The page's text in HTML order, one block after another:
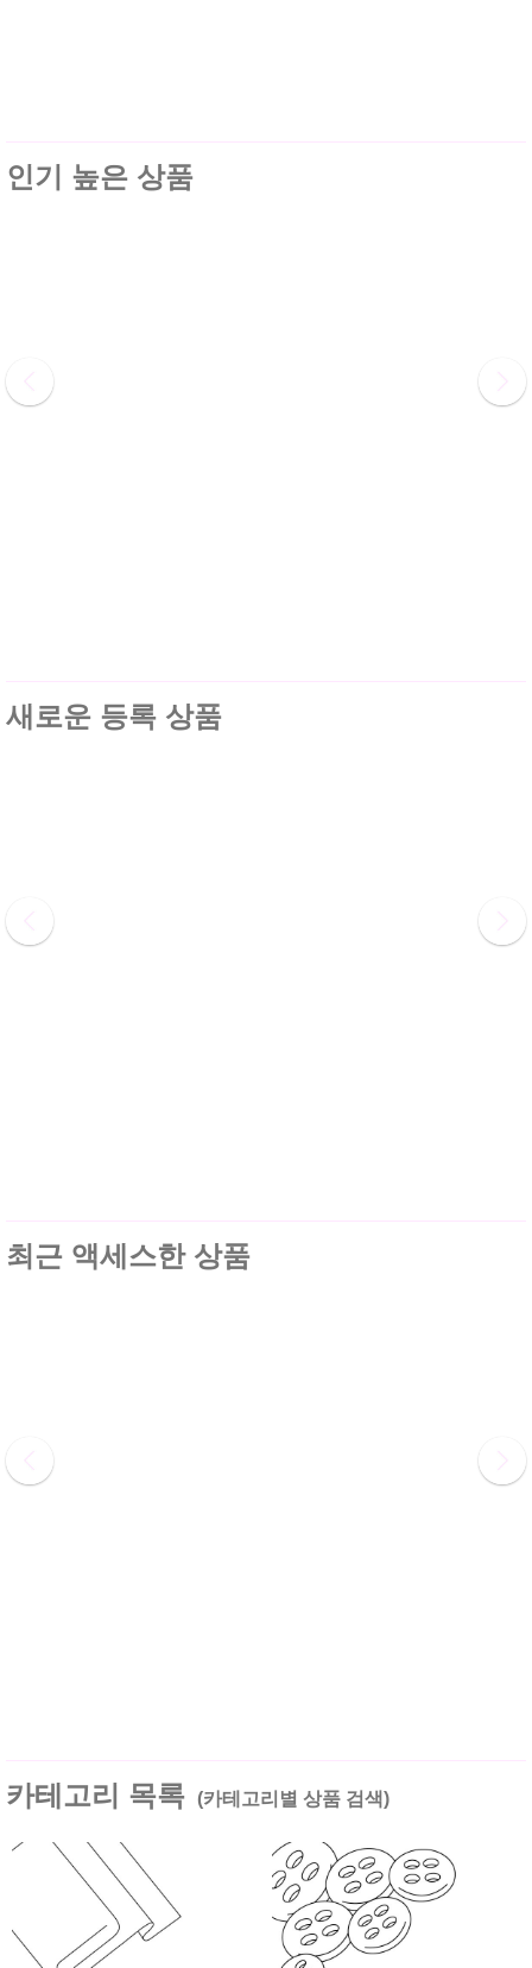
인기 높은 상품
새로운 등록 상품
최근 액세스한 상품
카테고리 목록 (카테고리별 상품 검색)